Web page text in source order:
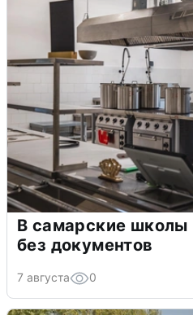
В самарские школы
без документов
7 августа 0